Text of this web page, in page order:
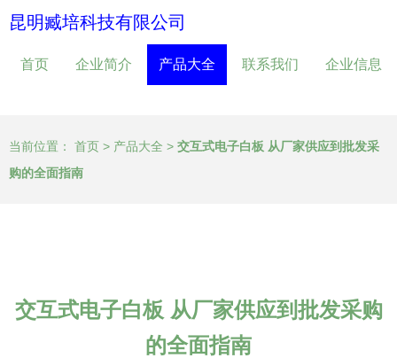
昆明臧培科技有限公司
首页 企业简介 产品大全 联系我们 企业信息
当前位置： 首页 > 产品大全 > 交互式电子白板 从厂家供应到批发采
购的全面指南
交互式电子白板 从厂家供应到批发采购
的全面指南